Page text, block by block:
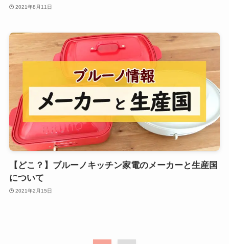
2021年8月11日
【どこ？】ブルーノキッチン家電のメーカーと生産国
について
2021年2月15日